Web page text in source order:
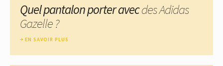
Quel pantalon porter avecdes Adidas
Gazelle ?
EN SAVOIR PLUS